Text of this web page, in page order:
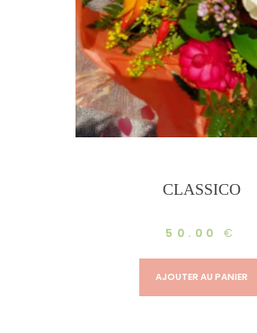
CLASSICO
50.00€
AJOUTER AU PANIER